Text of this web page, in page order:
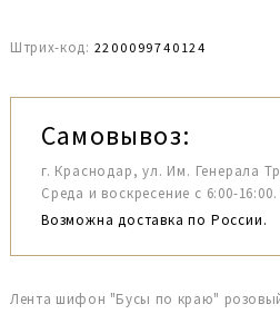
Штрих-код: 2200099740124
Самовывоз:
г. Краснодар, ул. Им. Генерала
Среда и воскресение с 6:00-
Возможна доставка по России.
Лента шифон "Бусы по краю"